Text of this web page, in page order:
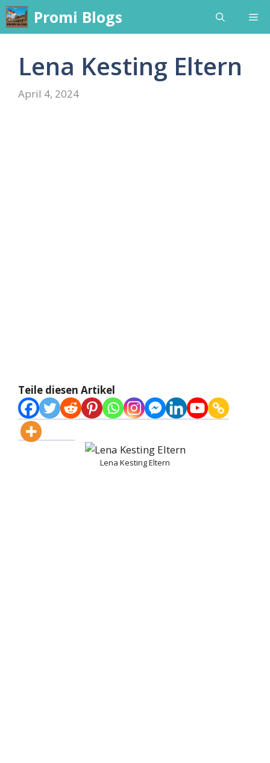
Skip
to
content
Promi Blogs
Lena Kesting Eltern
April 4, 2024
Teile diesen Artikel
Lena Kesting Eltern